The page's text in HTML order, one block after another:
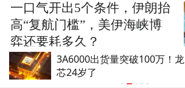
3A6000出货量突破100万！龙
芯24岁了
一口气开出5个条件，伊朗抬
高“复航门槛”，美伊海峡博
弈还要耗多久？
上观新闻